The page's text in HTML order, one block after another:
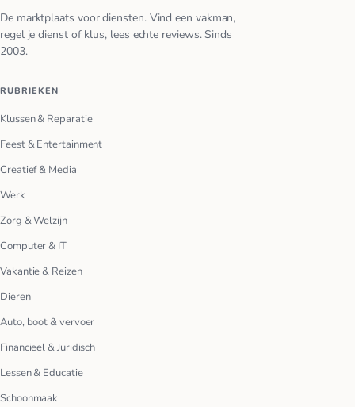
De marktplaats voor diensten. Vind een vakman,
regel je dienst of klus, lees echte reviews. Sinds
2003.
RUBRIEKEN
Klussen & Reparatie
Feest & Entertainment
Creatief & Media
Werk
Zorg & Welzijn
Computer & IT
Vakantie & Reizen
Dieren
Auto, boot & vervoer
Financieel & Juridisch
Lessen & Educatie
Schoonmaak